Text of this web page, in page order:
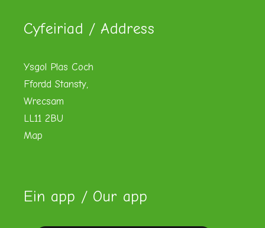
Cyfeiriad / Address
Ysgol Plas Coch
Ffordd Stansty,
Wrecsam
LL11 2BU
Map
Ein app / Our app